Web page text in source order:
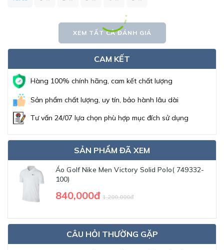
XEM TẤT CẢ ĐÁNH GIÁ
CAM KẾT
Hàng 100% chính hãng, cam kết chất lượng
Sản phẩm chất lượng, uy tín, bảo hành lâu dài
Tư vấn 24/07 lựa chọn phù hợp mục đích sử dụng
SẢN PHẨM ĐÃ XEM
Áo Golf Nike Men Victory Solid Polo( 749332-
100)
840,000đ 1,200,000đ
CÂU HỎI THƯỜNG GẶP